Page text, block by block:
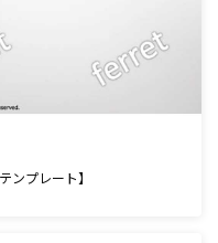
ンプレート】